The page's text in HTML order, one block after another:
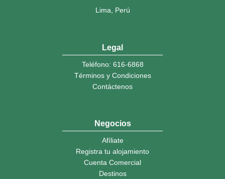
Lima, Perú
Legal
Teléfono: 616-6868
Términos y Condiciones
Contáctenos
Negocios
Afíliate
Registra tu alojamiento
Cuenta Comercial
Destinos